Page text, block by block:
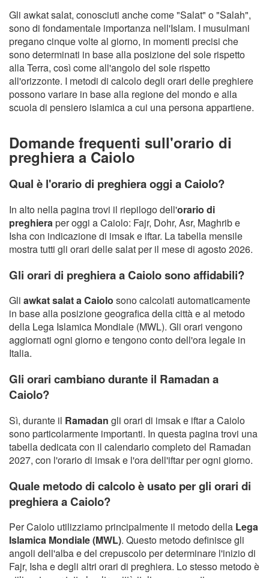
Gli awkat salat, conosciuti anche come "Salat" o "Salah",
sono di fondamentale importanza nell'Islam. I musulmani
pregano cinque volte al giorno, in momenti precisi che
sono determinati in base alla posizione del sole rispetto
alla Terra, così come all'angolo del sole rispetto
all'orizzonte. I metodi di calcolo degli orari delle preghiere
possono variare in base alla regione del mondo e alla
scuola di pensiero islamica a cui una persona appartiene.
Domande frequenti sull'orario di
preghiera a Caiolo
Qual è l'orario di preghiera oggi a Caiolo?
In alto nella pagina trovi il riepilogo dell'orario di
preghieraper oggi a Caiolo: Fajr, Dohr, Asr, Maghrib e
Isha con indicazione di imsak e iftar. La tabella mensile
mostra tutti gli orari delle salat per il mese di agosto 2026.
Gli orari di preghiera a Caiolo sono affidabili?
Gli awkat salat a Caiolo sono calcolati automaticamente
in base alla posizione geografica della città e al metodo
della Lega Islamica Mondiale (MWL). Gli orari vengono
aggiornati ogni giorno e tengono conto dell'ora legale in
Italia.
Gli orari cambiano durante il Ramadan a
Caiolo?
Sì, durante il Ramadan gli orari di imsak e iftar a Caiolo
sono particolarmente importanti. In questa pagina trovi una
tabella dedicata con il calendario completo del Ramadan
2027, con l'orario di imsak e l'ora dell'iftar per ogni giorno.
Quale metodo di calcolo è usato per gli orari di
preghiera a Caiolo?
Per Caiolo utilizziamo principalmente il metodo della Lega
Islamica Mondiale (MWL). Questo metodo definisce gli
angoli dell'alba e del crepuscolo per determinare l'inizio di
Fajr, Isha e degli altri orari di preghiera. Lo stesso metodo è